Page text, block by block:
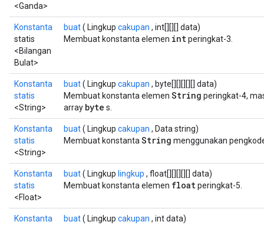
<Ganda>
Konstanta
statis
<Bilangan
Bulat>
buat( Lingkup cakupan , int[][][] data)
Membuat konstanta elemen intperingkat-3.
Konstanta
statis
<String>
buat( Lingkup cakupan , byte[][][][][] data)
Membuat konstanta elemen String peringkat-4,
array byte s.
Konstanta
statis
<String>
buat( Lingkup cakupan , Data string)
Membuat konstanta String menggunakan
Konstanta
statis
<Float>
buat( Lingkup lingkup , float[][][][][] data)
Membuat konstanta elemen floatperingkat-5.
Konstanta
buat( Lingkup cakupan , int data)